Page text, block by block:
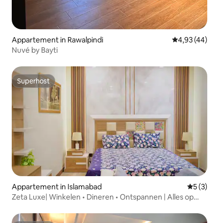
Appartement in Rawalpindi Gemiddelde
4,93 (44)
Nuvé by Bayti
Superhost
Superhost
Appartement in Islamabad
5 (3)
Zeta Luxe| Winkelen • Dineren • Ontspannen | Alles op